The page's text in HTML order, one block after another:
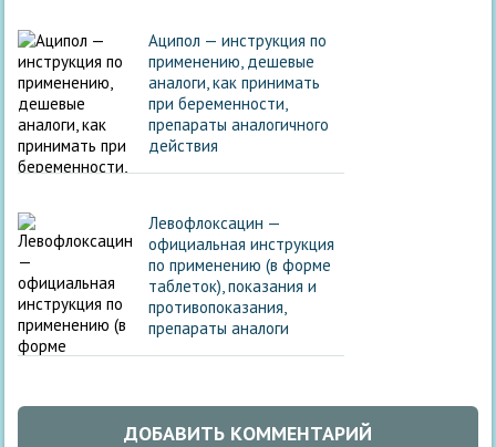
Аципол — инструкция по
применению, дешевые
аналоги, как принимать
при беременности,
препараты аналогичного
действия
Левофлоксацин —
официальная инструкция
по применению (в форме
таблеток), показания и
противопоказания,
препараты аналоги
ДОБАВИТЬ КОММЕНТАРИЙ